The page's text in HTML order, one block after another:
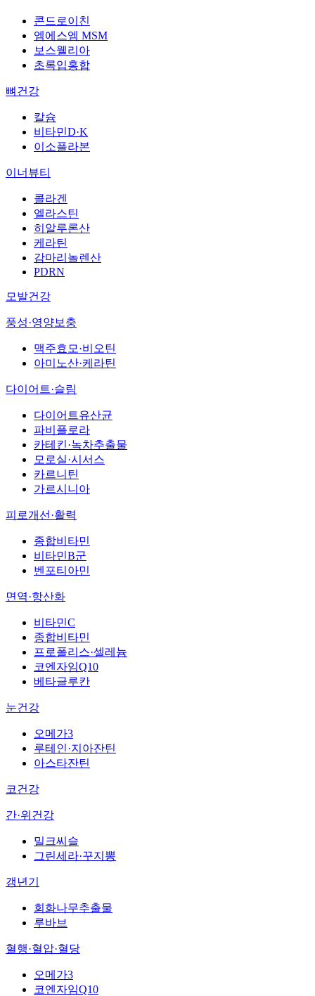
콘드로이친
엠에스엠 MSM
보스웰리아
초록입홍합
뼈건강
칼슘
비타민D·K
이소플라본
이너뷰티
콜라겐
엘라스틴
히알루론산
케라틴
감마리놀렌산
PDRN
모발건강
풍성·영양보충
맥주효모·비오틴
아미노산·케라틴
다이어트·슬림
다이어트유산균
파비플로라
카테킨·녹차추출물
모로실·시서스
카르니틴
가르시니아
피로개선·활력
종합비타민
비타민B군
벤포티아민
면역·항산화
비타민C
종합비타민
프로폴리스·셀레늄
코엔자임Q10
베타글루칸
눈건강
오메가3
루테인·지아잔틴
아스타잔틴
코건강
간·위건강
밀크씨슬
그린세라·꾸지뽕
갱년기
회화나무추출물
루바브
혈행·혈압·혈당
오메가3
코엔자임Q10